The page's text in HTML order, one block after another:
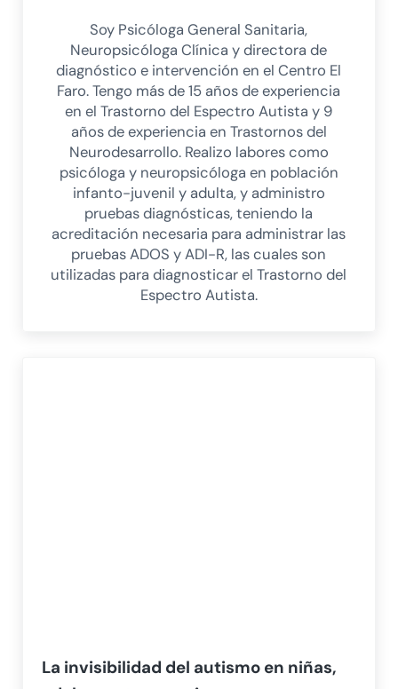
Soy Psicóloga General Sanitaria,
Neuropsicóloga Clínica y directora de
diagnóstico e intervención en el Centro El
Faro. Tengo más de 15 años de experiencia
en el Trastorno del Espectro Autista y 9
años de experiencia en Trastornos del
Neurodesarrollo. Realizo labores como
psicóloga y neuropsicóloga en población
infanto-juvenil y adulta, y administro
pruebas diagnósticas, teniendo la
acreditación necesaria para administrar las
pruebas ADOS y ADI-R, las cuales son
utilizadas para diagnosticar el Trastorno del
Espectro Autista.
La invisibilidad del autismo en niñas,